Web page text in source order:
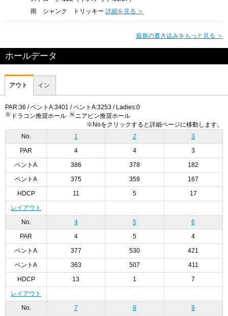
雨 シャンク トリッキー 詳細を見る ＞
最新の書き込みをもっと見る ＞
ホールデータ
アウト イン
PAR:36 / ベントA:3401 / ベントA:3253 / Ladies:0
ドラコン推奨ホール
ニアピン推奨ホール
※Noをクリックすると詳細ページに移動します。
No.
1 2 3
PAR 4 4 3
ベントA 386 378 182
ベントA 375 359 167
HDCP 11 5 17
レイアウト
No. 4 5 6
PAR 4 5 4
ベントA 377 530 421
ベントA 363 507 411
HDCP 13 1 7
レイアウト
No. 7 8 9